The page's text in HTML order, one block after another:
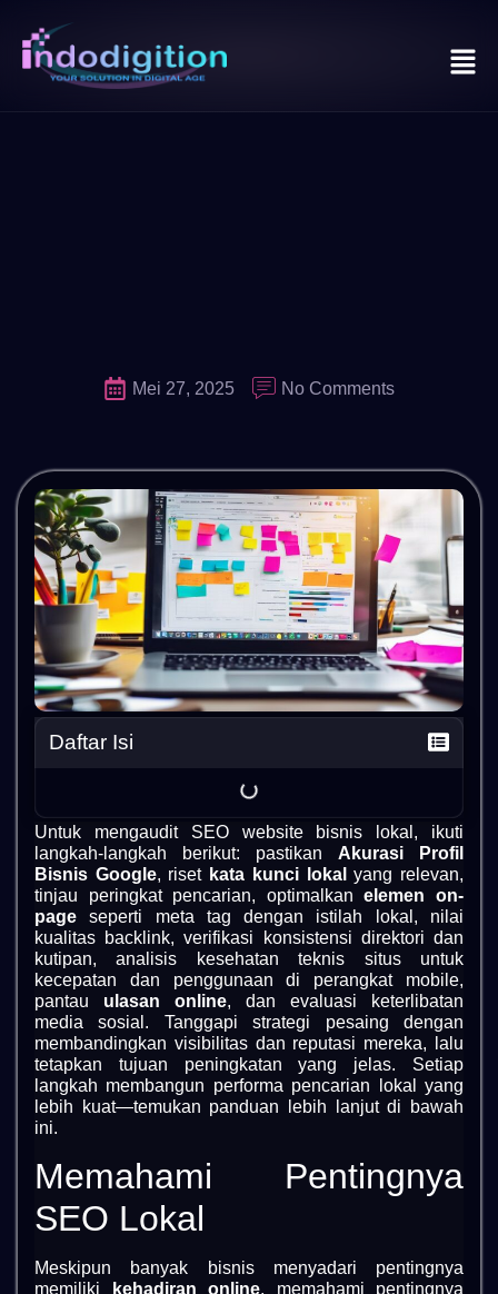
Mei 27, 2025 No Comments
Daftar Isi
Untuk mengaudit SEO website bisnis lokal, ikuti
langkah-langkah berikut: pastikan Akurasi Profil
Bisnis Google, riset kata kunci lokal yang relevan,
tinjau peringkat pencarian, optimalkanelemen on-
page seperti meta tag dengan istilah lokal, nilai
kualitas backlink, verifikasi konsistensi direktori dan
kutipan, analisis kesehatan teknis situs untuk
kecepatan dan penggunaan di perangkat mobile,
pantau ulasan online, dan evaluasi keterlibatan
media sosial. Tanggapi strategi pesaing dengan
membandingkan visibilitas dan reputasi mereka, lalu
tetapkan tujuan peningkatan yang jelas. Setiap
langkah membangun performa pencarian lokal yang
lebih kuat—temukan panduan lebih lanjut di bawah
ini.
Memahami Pentingnya
SEO Lokal
Meskipun banyak bisnis menyadari pentingnya
memiliki
kehadiran online, memahami pentingnya